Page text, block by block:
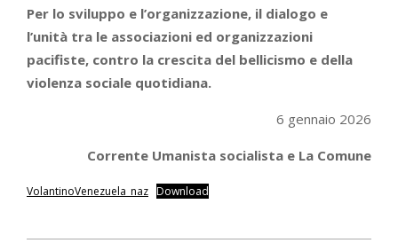
Per lo sviluppo e l’organizzazione, il dialogo e
l’unità tra le associazioni ed organizzazioni
pacifiste, contro la crescita del bellicismo e della
violenza sociale quotidiana.
6 gennaio 2026
Corrente Umanista socialista e La Comune
VolantinoVenezuela_naz Download